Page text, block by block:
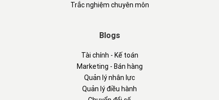
Trắc nghiệm chuyên môn
Blogs
Tài chính - Kế toán
Marketing - Bán hàng
Quản lý nhân lực
Quản lý điều hành